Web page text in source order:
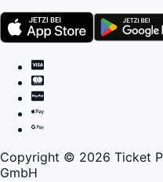
Copyright © 2026 Ticket
GmbH